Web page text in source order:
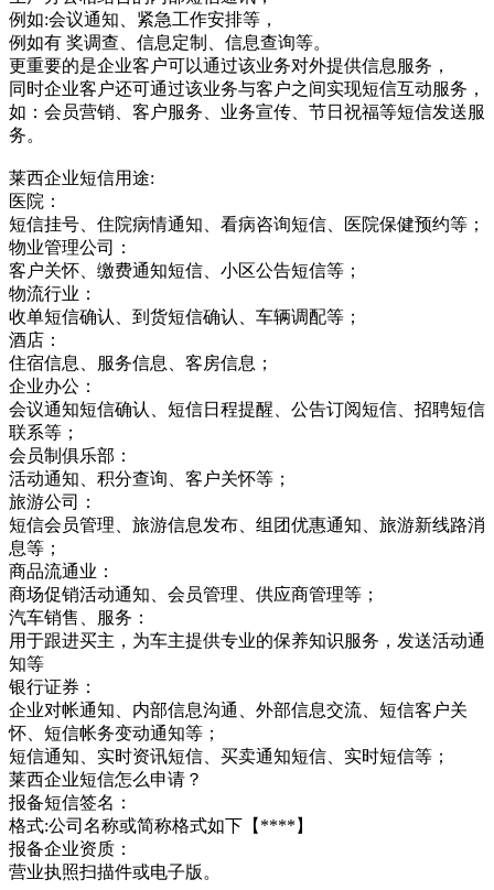
例如:会议通知、紧急工作安排等，
例如有 奖调查、信息定制、信息查询等。
更重要的是企业客户可以通过该业务对外提供信息服务，
同时企业客户还可通过该业务与客户之间实现短信互动服务，
如：会员营销、客户服务、业务宣传、节日祝福等短信发送服
务。
莱西企业短信用途:
医院：
短信挂号、住院病情通知、看病咨询短信、医院保健预约等；
物业管理公司：
客户关怀、缴费通知短信、小区公告短信等；
物流行业：
收单短信确认、到货短信确认、车辆调配等；
酒店：
住宿信息、服务信息、客房信息；
企业办公：
会议通知短信确认、短信日程提醒、公告订阅短信、招聘短信
联系等；
会员制俱乐部：
活动通知、积分查询、客户关怀等；
旅游公司：
短信会员管理、旅游信息发布、组团优惠通知、旅游新线路消
息等；
商品流通业：
商场促销活动通知、会员管理、供应商管理等；
汽车销售、服务：
用于跟进买主，为车主提供专业的保养知识服务，发送活动通
知等
银行证券：
企业对帐通知、内部信息沟通、外部信息交流、短信客户关
怀、短信帐务变动通知等；
短信通知、实时资讯短信、买卖通知短信、实时短信等；
莱西企业短信怎么申请？
报备短信签名：
格式:公司名称或简称格式如下【****】
报备企业资质：
营业执照扫描件或电子版。